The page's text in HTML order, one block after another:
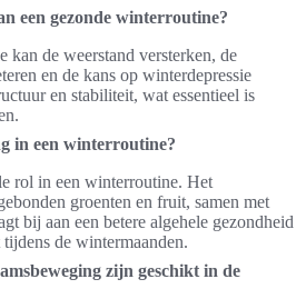
een gezonde winterroutine?
kan de weerstand versterken, de
en de kans op winterdepressie
en stabiliteit, wat essentieel is
in een winterroutine?
rol in een winterroutine. Het
groenten en fruit, samen met
bij aan een betere algehele gezondheid
de wintermaanden.
zijn geschikt in de